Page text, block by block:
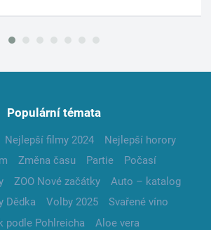
Populární témata
Nejlepší filmy 2024
Nejlepší horory
Změna času Partie
Počasí
ZOO Nové začátky
Auto – katalog
Dědka
Volby 2025
Svařené víno
podle Pohlreicha
Aloe vera